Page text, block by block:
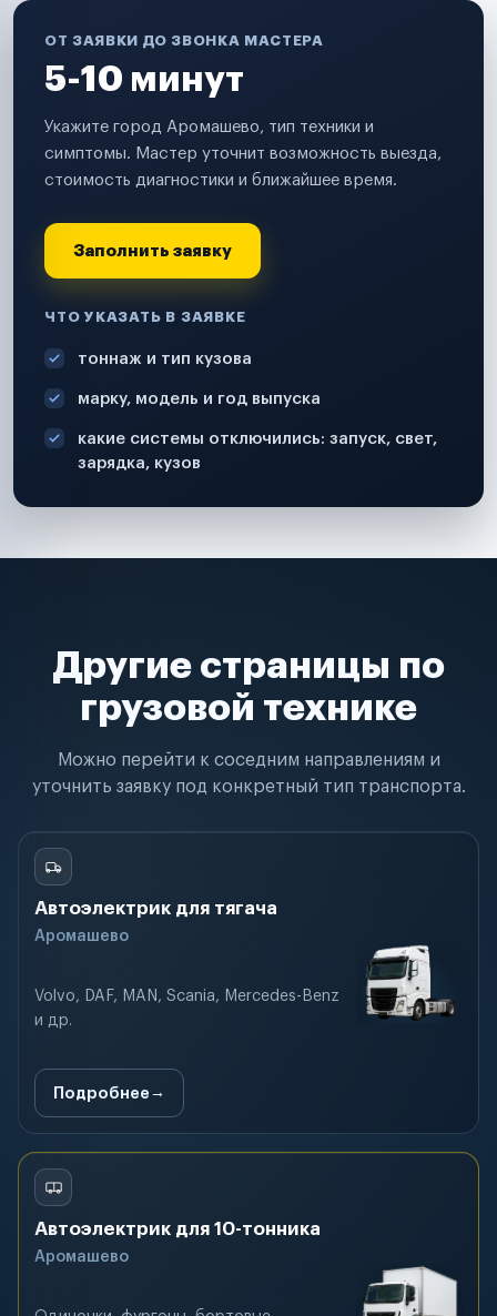
ОТ ЗАЯВКИ ДО ЗВОНКА МАСТЕРА
5-10 минут
Укажите город Аромашево, тип техники и
симптомы. Мастер уточнит возможность выезда,
стоимость диагностики и ближайшее время.
Заполнить заявку
ЧТО УКАЗАТЬ В ЗАЯВКЕ
тоннаж и тип кузова
марку, модель и год выпуска
какие системы отключились: запуск, свет,
зарядка, кузов
Другие страницы по
грузовой технике
Можно перейти к соседним направлениям и
уточнить заявку под конкретный тип транспорта.
Автоэлектрик для тягача
Аромашево
Volvo, DAF, MAN, Scania, Mercedes-Benz
и др.
Подробнее
Автоэлектрик для 10-тонника
Аромашево